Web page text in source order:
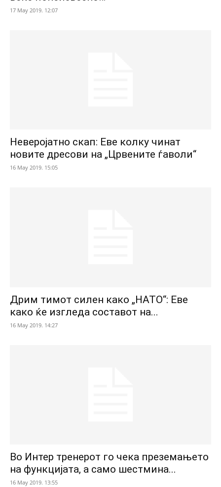
17 May 2019. 12:07
Неверојатно скап: Еве колку чинат
новите дресови на „Црвените ѓаволи“
16 May 2019. 15:05
Дрим тимот силен како „НАТО“: Еве
како ќе изгледа составот на...
16 May 2019. 14:27
Во Интер тренерот го чека преземањето
на функцијата, а само шестмина...
16 May 2019. 13:55